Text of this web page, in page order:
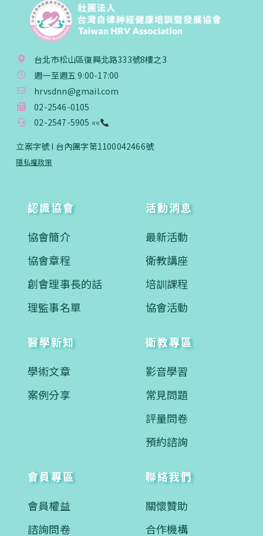
台北市松山區復興北路333號8樓之3
週一至週五 9:00-17:00
hrvsdnn@gmail.com
02-2546-0105
02-2547-5905 ««
立案字號 I 台內團字第1100042466號
隱私權政策
認識協會
協會簡介
協會章程
創會理事長的話
理監事名單
活動消息
最新活動
衛教講座
培訓課程
協會活動
醫學新知
學術文章
案例分享
衛教專區
影音學習
常見問題
評量問卷
預約諮詢
會員專區
會員權益
諮詢問卷
聯絡我們
關懷贊助
合作機構